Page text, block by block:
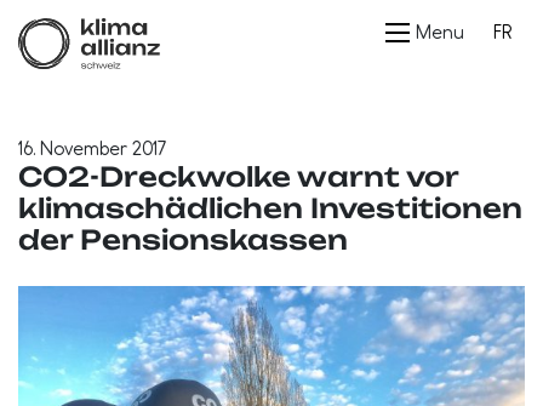
Menu FR
16. November 2017
CO2-Dreckwolke warnt vor
klimaschädlichen Investitionen
der Pensionskassen